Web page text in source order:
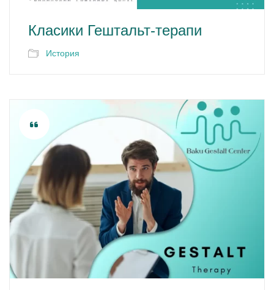
Класики Гештальт-терапи
История